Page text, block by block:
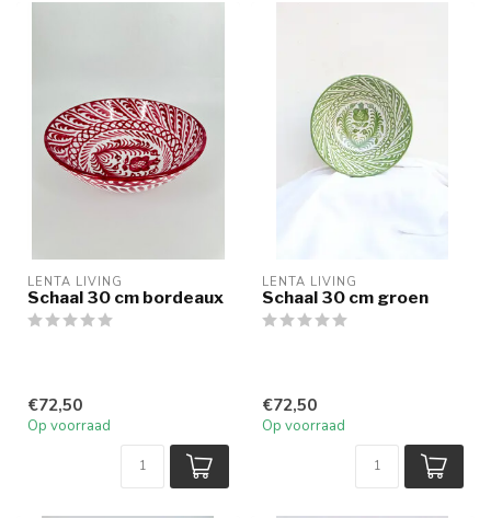
LENTA LIVING
Schaal 30 cm bordeaux
€72,50
Op voorraad
LENTA LIVING
Schaal 30 cm groen
€72,50
Op voorraad